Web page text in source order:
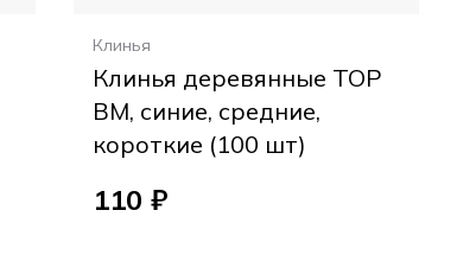
Клинья
Клинья деревянные ТОР
ВМ, синие, средние,
короткие (100 шт)
110 ₽